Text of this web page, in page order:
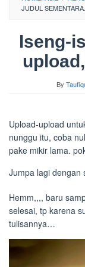
JUDUL
Iseng-
By
Upload-upload
nunggu itu, coba
pake mikir lama.
Jumpa lagi dengan
Hemm,,,, baru
selesai, tp karena
tulisannya…